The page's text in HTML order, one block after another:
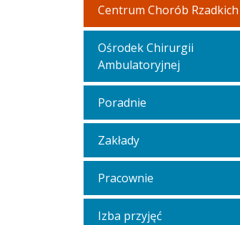
Centrum Chorób Rzadkich
Ośrodek Chirurgii
Ambulatoryjnej
Poradnie
Zakłady
Pracownie
Izba przyjęć